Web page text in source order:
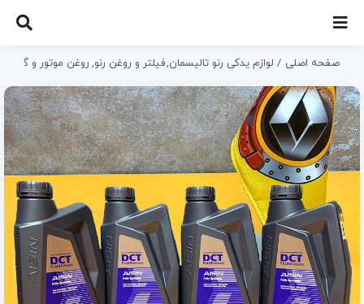
صفحه اصلی لوازم یدکی رنو تالیسمان فیلتر و روغن رنو روغن موتور و